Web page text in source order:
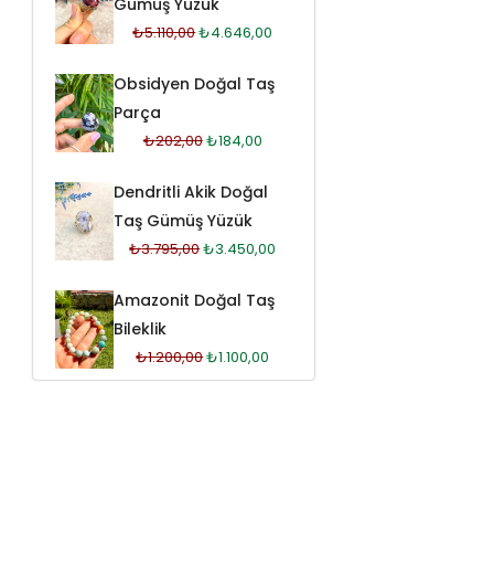
Gümüş Yüzük
₺5.110,00₺4.646,00
Obsidyen Doğal Taş
Parça
₺202,00₺184,00
Dendritli Akik Doğal
Taş Gümüş Yüzük
₺3.795,00₺3.450,00
Amazonit Doğal Taş
Bileklik
₺1.200,00₺1.100,00